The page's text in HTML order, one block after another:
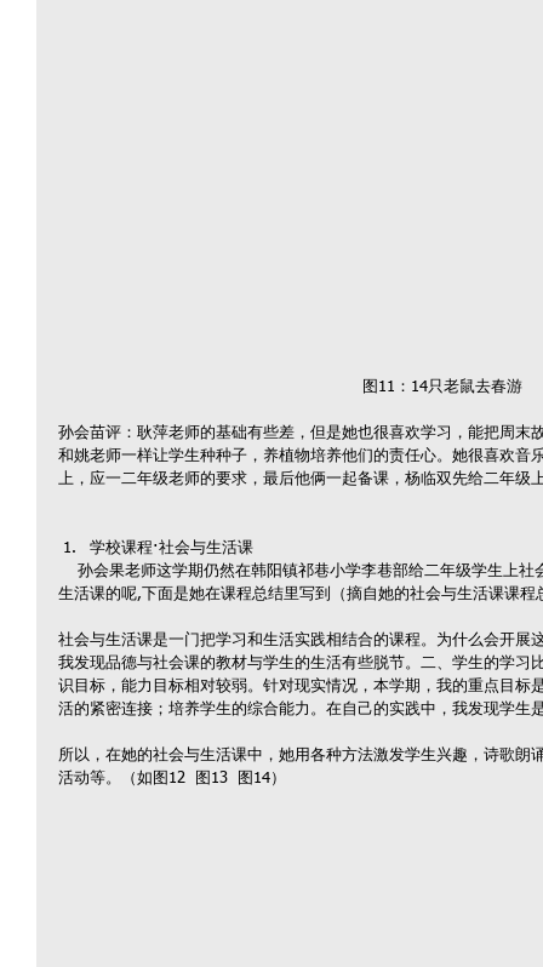
图11：14只老鼠去春游
孙会苗评：耿萍老师的基础有些差，但是她也很喜欢学习，能把周末
和姚老师一样让学生种种子，养植物培养他们的责任心。她很喜欢音
上，应一二年级老师的要求，最后他俩一起备课，杨临双先给二年级
学校课程·社会与生活课
生活课的呢,下面是她在课程总结里写到（摘自她的社会与生活课课程
社会与生活课是一门把学习和生活实践相结合的课程。为什么会开展
我发现品德与社会课的教材与学生的生活有些脱节。二、学生的学习
识目标，能力目标相对较弱。针对现实情况，本学期，我的重点目标
活的紧密连接；培养学生的综合能力。在自己的实践中，我发现学生
所以，在她的社会与生活课中，她用各种方法激发学生兴趣，诗歌朗
活动等。（如图12  图13  图14）